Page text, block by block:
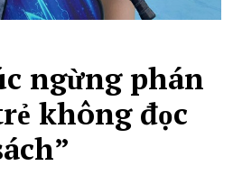
ngừng phán
không đọc